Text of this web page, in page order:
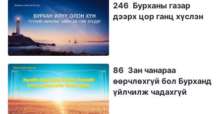
246 Бурханы газар
дээрх цор ганц хүслэн
86 Зан чанараа
өөрчлөхгүй бол Бурханд
үйлчилж чадахгүй